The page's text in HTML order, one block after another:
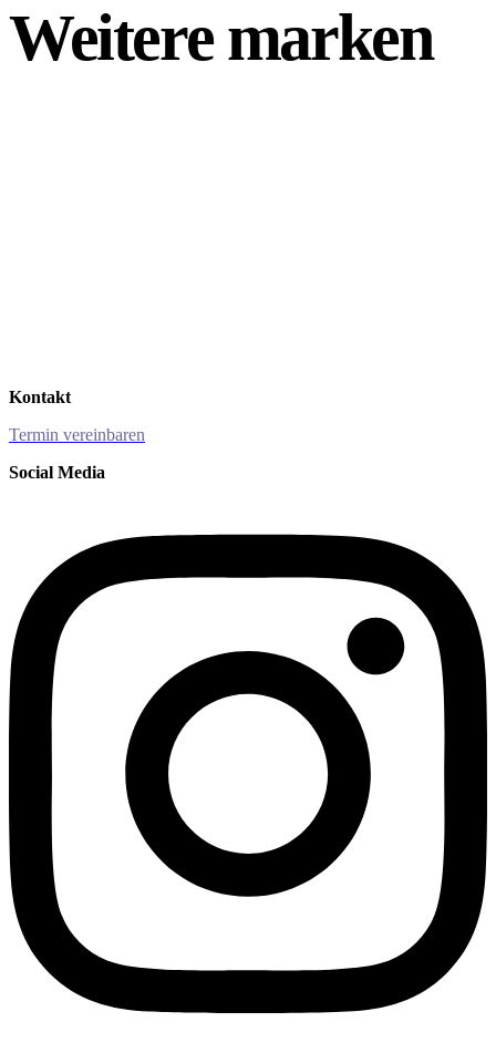
Weitere marken
Kontakt
Termin vereinbaren
Social Media